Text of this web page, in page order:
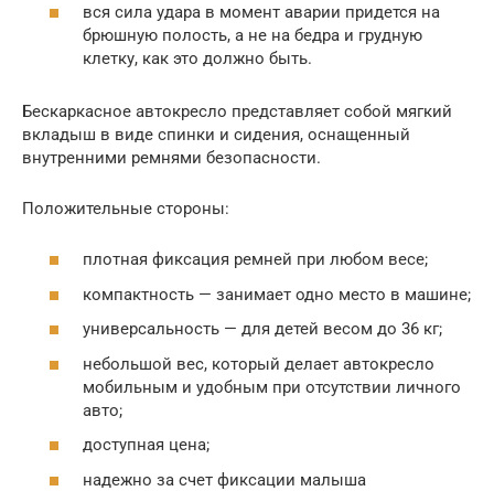
вся сила удара в момент аварии придется на
брюшную полость, а не на бедра и грудную
клетку, как это должно быть.
Бескаркасное автокресло представляет собой мягкий
вкладыш в виде спинки и сидения, оснащенный
внутренними ремнями безопасности.
Положительные стороны:
плотная фиксация ремней при любом весе;
компактность — занимает одно место в машине;
универсальность — для детей весом до 36 кг;
небольшой вес, который делает автокресло
мобильным и удобным при отсутствии личного
авто;
доступная цена;
надежно за счет фиксации малыша